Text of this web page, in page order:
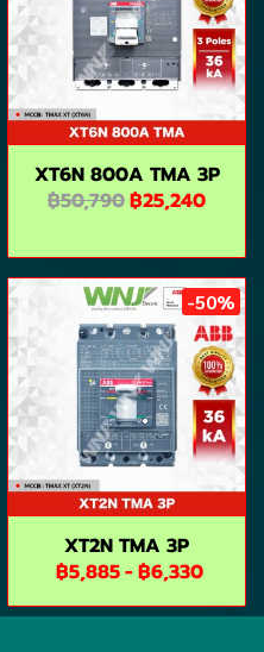
XT6N 800A TMA 3P
฿50,790฿25,240
-50%
XT2N TMA 3P
฿5,885-฿6,330